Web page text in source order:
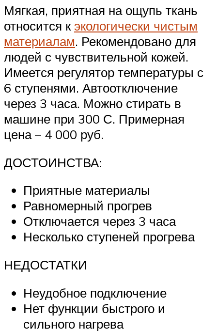
Мягкая, приятная на ощупь ткань
относится кэкологически чистым
материалам. Рекомендовано для
людей с чувствительной кожей.
Имеется регулятор температуры с
6 ступенями. Автоотключение
через 3 часа. Можно стирать в
машине при 300 С. Примерная
цена – 4 000 руб.
ДОСТОИНСТВА:
Приятные материалы
Равномерный прогрев
Отключается через 3 часа
Несколько ступеней прогрева
НЕДОСТАТКИ
Неудобное подключение
Нет функции быстрого и
сильного нагрева